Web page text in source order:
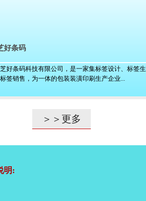
好条码
好条码科技有限公司，是一家集标签设计、标签生
签销售，为一体的包装装潢印刷生产企业...
＞＞更多
明: